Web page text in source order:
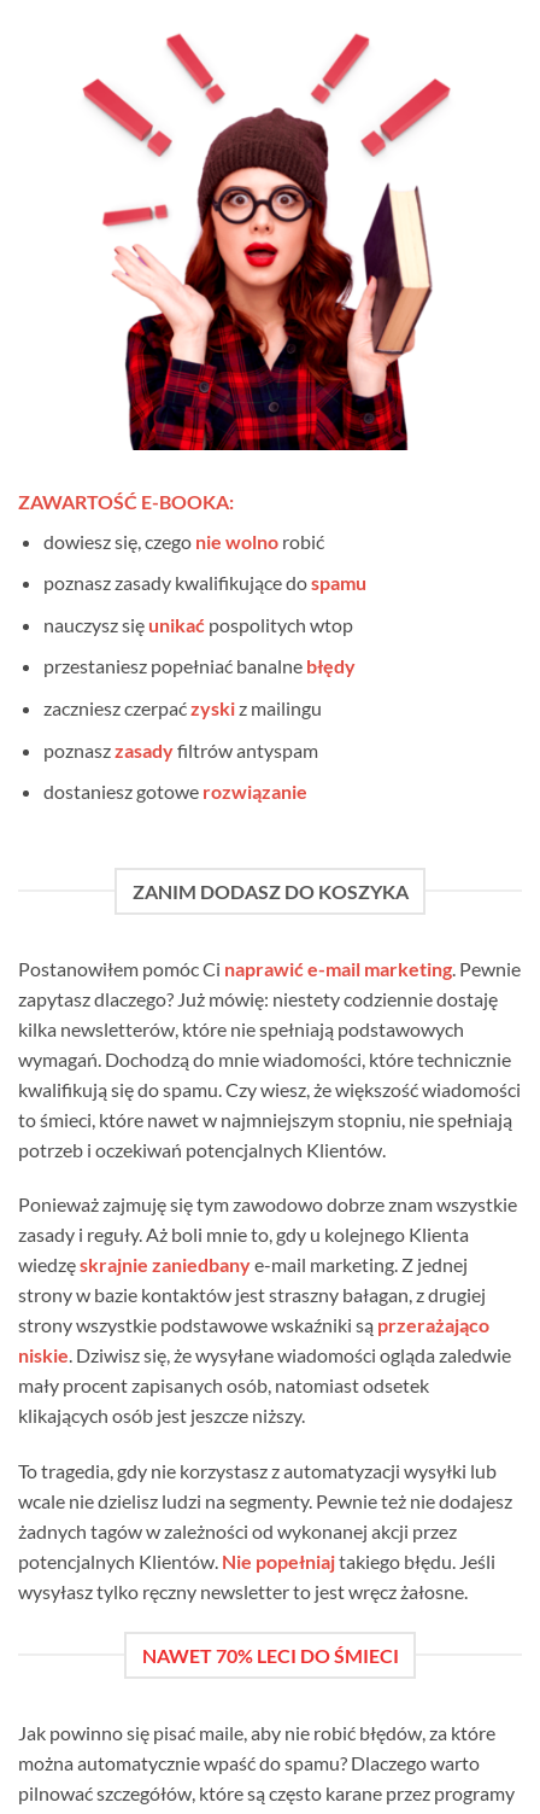
ZAWARTOŚĆ E-BOOKA:
dowiesz się, czego nie wolnorobić
poznasz zasady kwalifikujące dospamu
nauczysz się unikać pospolitych wtop
przestaniesz popełniać banalne błędy
zaczniesz czerpaćzyskiz mailingu
poznaszzasadyfiltrów antyspam
dostaniesz gotowe rozwiązanie
ZANIM DODASZ DO KOSZYKA
Postanowiłem pomóc Ci naprawić e-mail marketing . Pewnie
zapytasz dlaczego? Już mówię: niestety codziennie dostaję
kilka newsletterów, które nie spełniają podstawowych
wymagań. Dochodzą do mnie wiadomości, które technicznie
kwalifikują się do spamu. Czy wiesz, że większość wiadomości
to śmieci, które nawet w najmniejszym stopniu, nie spełniają
potrzeb i oczekiwań potencjalnych Klientów.
Ponieważ zajmuję się tym zawodowo dobrze znam wszystkie
zasady i reguły. Aż boli mnie to, gdy u kolejnego Klienta
wiedzęskrajnie zaniedbanye-mail marketing. Z jednej
strony w bazie kontaktów jest straszny bałagan, z drugiej
strony wszystkie podstawowe wskaźniki są przerażająco
niskie. Dziwisz się, że wysyłane wiadomości ogląda zaledwie
mały procent zapisanych osób, natomiast odsetek
klikających osób jest jeszcze niższy.
To tragedia, gdy nie korzystasz z automatyzacji wysyłki lub
wcale nie dzielisz ludzi na segmenty. Pewnie też nie dodajesz
żadnych tagów w zależności od wykonanej akcji przez
potencjalnych Klientów. Nie popełniajtakiego błędu. Jeśli
wysyłasz tylko ręczny newsletter to jest wręcz żałosne.
NAWET 70% LECI DO ŚMIECI
Jak powinno się pisać maile, aby nie robić błędów, za które
można automatycznie wpaść do spamu? Dlaczego warto
pilnować szczegółów, które są często karane przez programy